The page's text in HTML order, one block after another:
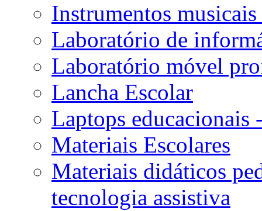
Instrumentos
Laboratório de
Laboratório móvel
Lancha Escolar
Laptops educacionais
Materiais Escolares
Materiais didáticos
tecnologia assistiva